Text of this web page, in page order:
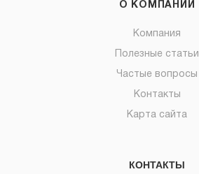
О КОМПАНИИ
Компания
Полезные статьи
Частые вопросы
Контакты
Карта сайта
КОНТАКТЫ